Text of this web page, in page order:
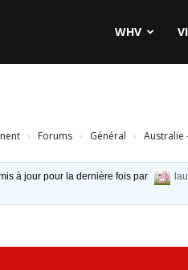
WHV
› Forums › Général › Australie
à jour pour la dernière fois par